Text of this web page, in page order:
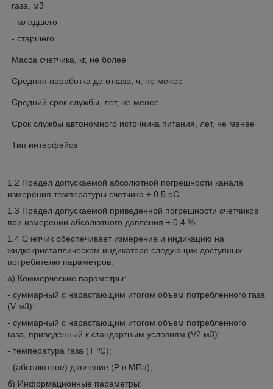
газа, м3
- младшего
- старшего
Масса счетчика, кг, не более
Средняя наработка до отказа, ч, не менее
Средний срок службы, лет, не менее
Срок службы автономного источника питания, лет, не менее
Тип интерфейса
1.2 Предел допускаемой абсолютной погрешности канала
измерения температуры счетчика ± 0,5 оС.
1.3 Предел допускаемой приведенной погрешности счетчиков
при измерении абсолютного давления ± 0,4 %.
1.4 Счетчик обеспечивает измерение и индикацию на
жидкокристаллическом индикаторе следующих доступных
потребителю параметров:
а) Коммерческие параметры:
- суммарный с нарастающим итогом объем потребленного газа
(V м3);
- суммарный с нарастающим итогом объем потребленного
газа, приведенный к стандартным условиям (V2 м3);
- температура газа (Т ºC);
- (абсолютное) давление (Р в МПа);
б) Информационные параметры: